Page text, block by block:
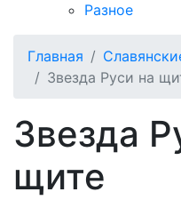
Разное
Главная
Звезда Руси на
Звезда
щите